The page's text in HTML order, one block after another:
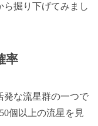
ら掘り下げてみまし
率
発な流星群の一つで
個以上の流星を見